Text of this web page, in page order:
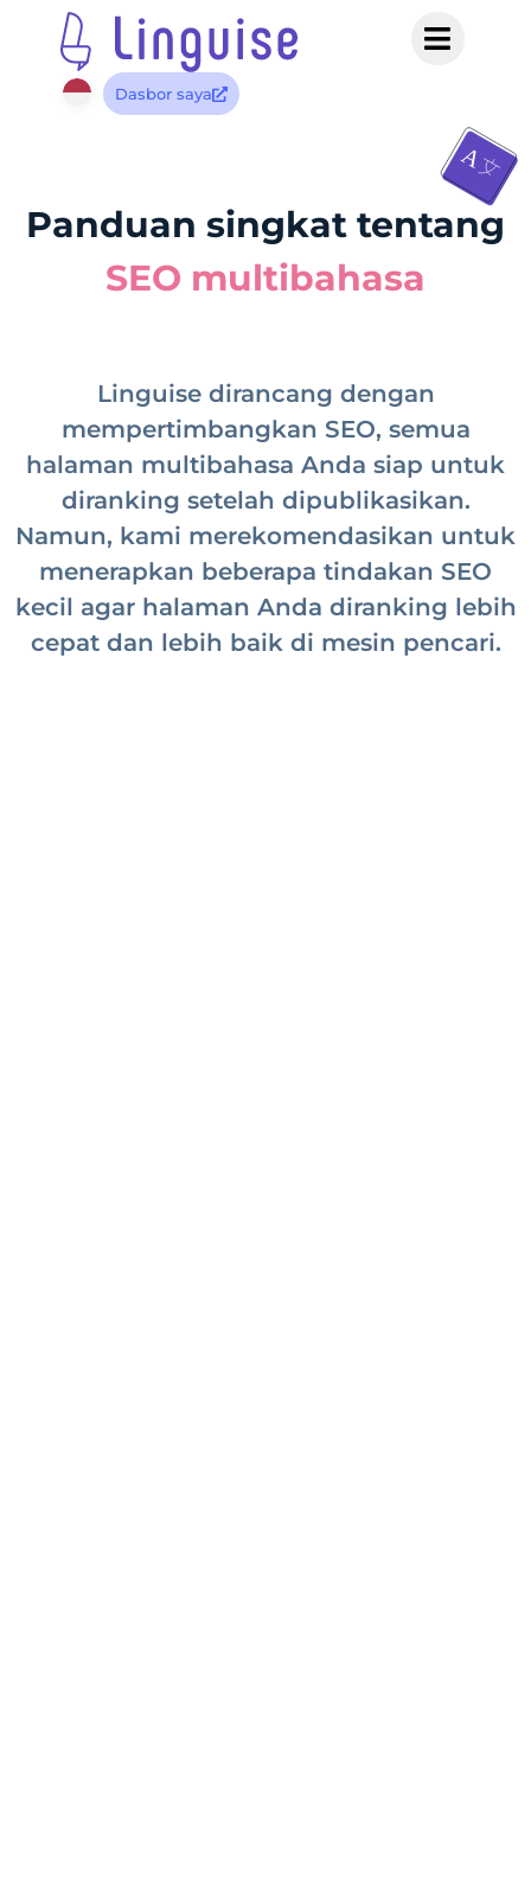
Dasbor saya
Panduan singkat tentang
SEO multibahasa
Linguise dirancang dengan
mempertimbangkan SEO, semua
halaman multibahasa Anda siap untuk
diranking setelah dipublikasikan.
Namun, kami merekomendasikan untuk
menerapkan beberapa tindakan SEO
kecil agar halaman Anda diranking lebih
cepat dan lebih baik di mesin pencari.